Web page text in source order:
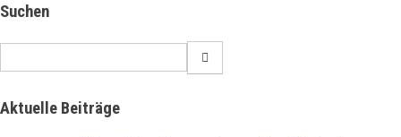
Suchen
for:
Aktuelle Beiträge